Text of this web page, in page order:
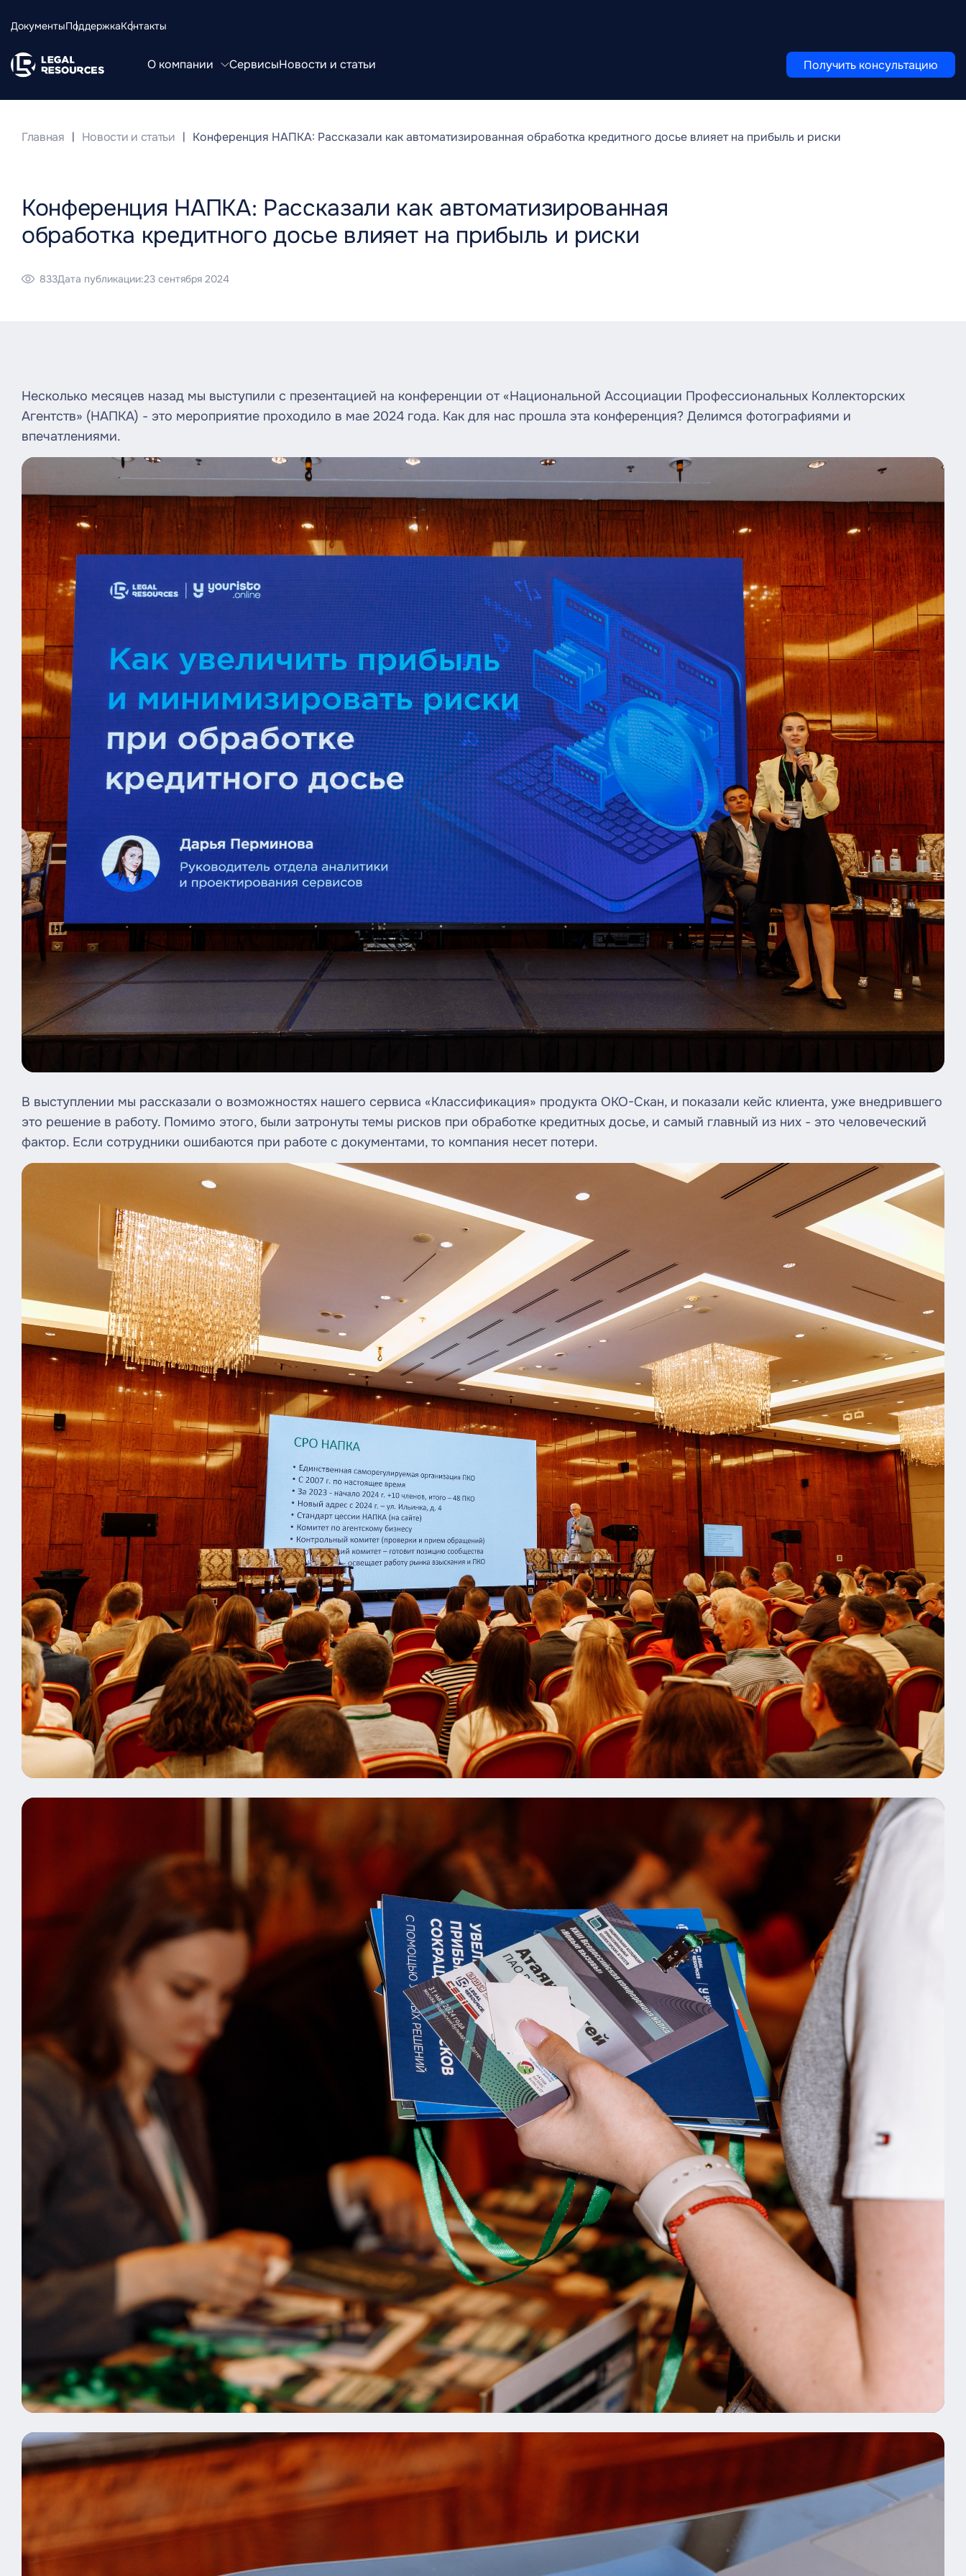
ДокументыПоддержкаКонтакты
О компании СервисыНовости и статьи Получить консультацию
Главная Новости и статьи Конференция НАПКА: Рассказали как автоматизированная обработка кредитного досье влияет на прибыль и риски
Конференция НАПКА: Рассказали как автоматизированная
обработка кредитного досье влияет на прибыль и риски
833Дата публикации:23 сентября 2024
Несколько месяцев назад мы выступили с презентацией на конференции от «Национальной Ассоциации Профессиональных Коллекторских
Агентств» (НАПКА) - это мероприятие проходило в мае 2024 года. Как для нас прошла эта конференция? Делимся фотографиями и
впечатлениями.
В выступлении мы рассказали о возможностях нашего сервиса «Классификация» продукта ОКО-Скан, и показали кейс клиента, уже внедрившего
это решение в работу. Помимо этого, были затронуты темы рисков при обработке кредитных досье, и самый главный из них - это человеческий
фактор. Если сотрудники ошибаются при работе с документами, то компания несет потери.